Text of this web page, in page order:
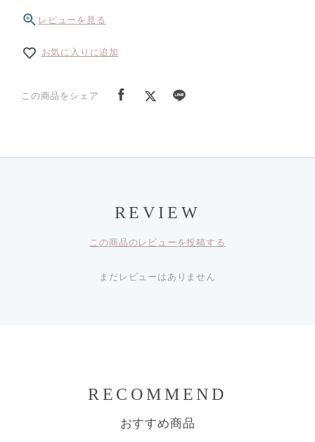
レビューを見る
お気に入りに追加
この商品をシェア
REVIEW
この商品のレビューを投稿する
まだレビューはありません
RECOMMEND
おすすめ商品